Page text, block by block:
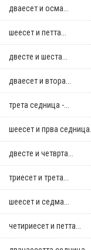
дваесет и осма...
шеесет и петта...
двестe и шеста...
дваесет и втора...
трета седница -...
шеесет и прва седница...
двестe и четврта...
триесет и трета...
шеесет и седма...
четириесет и петта...